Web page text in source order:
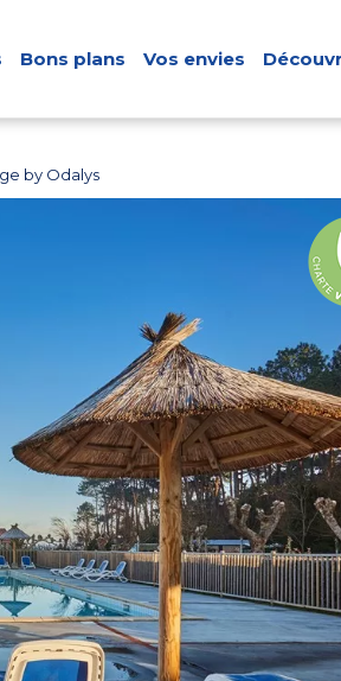
Bons plans Vos envies
by Odalys